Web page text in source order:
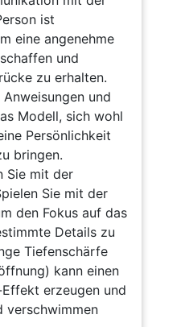
ist
eine angenehme
und
zu erhalten.
und
Modell, sich wohl
Persönlichkeit
bringen.
Sie mit der
Sie mit der
den Fokus auf das
Details zu
Tiefenschärfe
kann einen
erzeugen und
verschwimmen